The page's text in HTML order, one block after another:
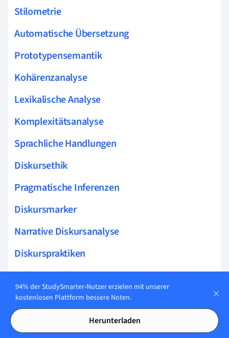
Stilometrie
Automatische Übersetzung
Prototypensemantik
Kohärenzanalyse
Lexikalische Analyse
Komplexitätsanalyse
Sprachliche Handlungen
Diskursethik
Pragmatische Inferenzen
Diskursmarker
Narrative Diskursanalyse
Diskurspraktiken
Kohärenzrelationen
Ironie erkennen
Datenmanipulation
94% der StudySmarter-Nutzer erzielen mit unserer
kostenlosen Plattform bessere Noten.
Herunterladen